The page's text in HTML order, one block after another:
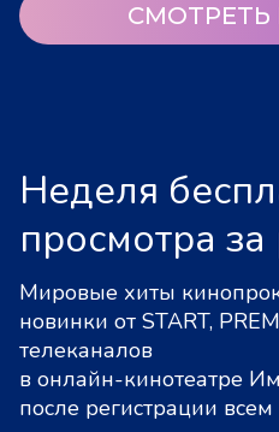
СМОТРЕТЬ
Неделя
просмотра
Мировые хиты
новинки от START,
телеканалов
в онлайн-кинотеатре
после регистрации